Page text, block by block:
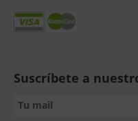
Suscríbete a